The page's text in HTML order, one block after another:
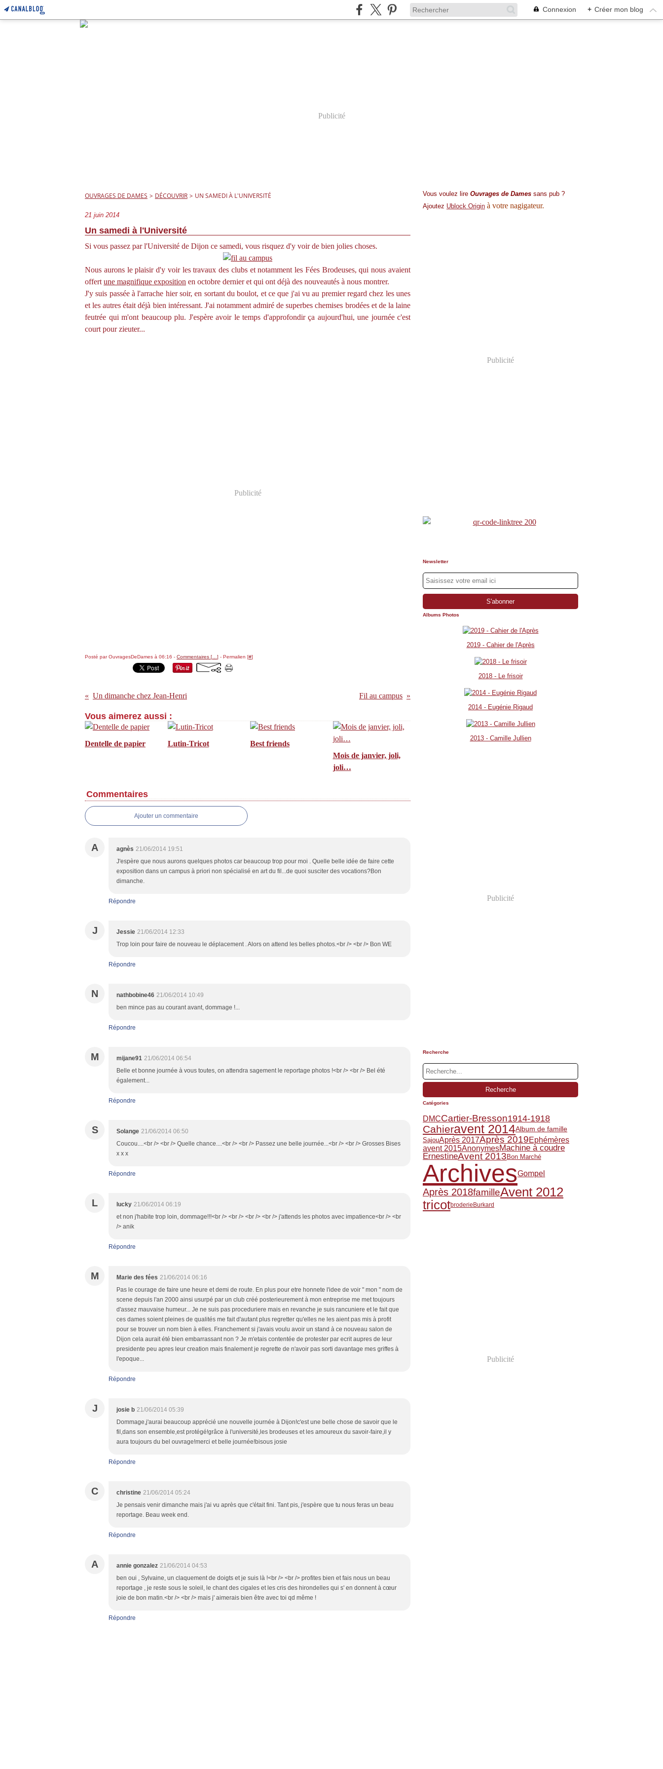
Connexion + Créer mon blog
Publicité
OUVRAGES DE DAMES > DÉCOUVRIR > UN SAMEDI À L'UNIVERSITÉ
21 juin 2014
Un samedi à l'Université
Si vous passez par l'Université de Dijon ce samedi, vous risquez d'y voir de bien jolies choses.
Nous aurons le plaisir d'y voir les travaux des clubs et notamment les Fées Brodeuses, qui nous avaient
offert une magnifique exposition en octobre dernier et qui ont déjà des nouveautés à nous montrer.
J'y suis passée à l'arrache hier soir, en sortant du boulot, et ce que j'ai vu au premier regard chez les unes
et les autres était déjà bien intéressant. J'ai notamment admiré de superbes chemises brodées et de la laine
feutrée qui m'ont beaucoup plu. J'espère avoir le temps d'approfondir ça aujourd'hui, une journée c'est
court pour zieuter...
Publicité
Posté par OuvragesDeDames à 06:16 - Commentaires [ ] - Permalien [#]
Un dimanche chez Jean-Henri Fil au campus
Vous aimerez aussi :
Dentelle de papier Lutin-Tricot
Best friends
Mois de janvier, joli,
joli…
Commentaires
Ajouter un commentaire
A agnès 21/06/2014 19:51
J'espère que nous aurons quelques photos car beaucoup trop pour moi . Quelle belle idée de faire cette
exposition dans un campus à priori non spécialisé en art du fil...de quoi susciter des vocations?Bon
dimanche.
Répondre
J Jessie 21/06/2014 12:33
Trop loin pour faire de nouveau le déplacement . Alors on attend les belles photos.<br /> <br /> Bon WE
Répondre
N nathbobine46 21/06/2014 10:49
ben mince pas au courant avant, dommage !...
Répondre
M mijane91 21/06/2014 06:54
Belle et bonne journée à vous toutes, on attendra sagement le reportage photos !<br /> <br /> Bel été
également...
Répondre
S Solange 21/06/2014 06:50
Coucou....<br /> <br /> Quelle chance....<br /> <br /> Passez une belle journée...<br /> <br /> Grosses Bises
x x x
Répondre
L lucky 21/06/2014 06:19
et non j'habite trop loin, dommage!!!<br /> <br /> <br /> <br /> j'attends les photos avec impatience<br /> <br
/> anik
Répondre
M Marie des fées 21/06/2014 06:16
Pas le courage de faire une heure et demi de route. En plus pour etre honnete l'idee de voir " mon " nom de
scene depuis l'an 2000 ainsi usurpé par un club créé posterieurement à mon entreprise me met toujours
d'assez mauvaise humeur... Je ne suis pas proceduriere mais en revanche je suis rancuniere et le fait que
ces dames soient pleines de qualités me fait d'autant plus regretter qu'elles ne les aient pas mis à profit
pour se trouver un nom bien à elles. Franchement si j'avais voulu avoir un stand à ce nouveau salon de
Dijon cela aurait été bien embarrassant non ? Je m'etais contentée de protester par ecrit aupres de leur
presidente peu apres leur creation mais finalement je regrette de n'avoir pas sorti davantage mes griffes à
l'epoque...
Répondre
J josie b 21/06/2014 05:39
Dommage,j'aurai beaucoup apprécié une nouvelle journée à Dijon!c'est une belle chose de savoir que le
fil,dans son ensemble,est protégé!grâce à l'université,les brodeuses et les amoureux du savoir-faire,il y
aura toujours du bel ouvrage!merci et belle journée!bisous josie
Répondre
C christine 21/06/2014 05:24
Je pensais venir dimanche mais j'ai vu après que c'était fini. Tant pis, j'espère que tu nous feras un beau
reportage. Beau week end.
Répondre
A annie gonzalez 21/06/2014 04:53
ben oui , Sylvaine, un claquement de doigts et je suis là !<br /> <br /> profites bien et fais nous un beau
reportage , je reste sous le soleil, le chant des cigales et les cris des hirondelles qui s' en donnent à cœur
joie de bon matin.<br /> <br /> mais j' aimerais bien être avec toi qd même !
Répondre
Vous voulez lire Ouvrages de Dames sans pub ?
Ajoutez Ublock Origin à votre nagigateur.
Publicité
Newsletter
Albums Photos
2019 - Cahier de l'Après
2018 - Le frisoir
2014 - Eugénie Rigaud
2013 - Camille Jullien
Publicité
Recherche
Catégories
DMCCartier-Bresson1914-1918
Cahieravent 2014Album de famille
SajouAprès 2017Après 2019Ephémères
avent 2015AnonymesMachine à coudre
ErnestineAvent 2013Bon Marché
ArchivesGompel
Après 2018familleAvent 2012
tricotbroderie Burkard
Publicité